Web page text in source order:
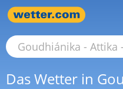
Das Wetter in